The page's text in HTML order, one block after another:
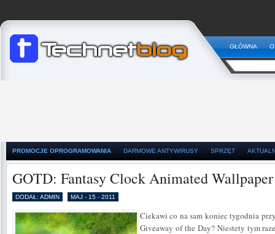
GŁÓWNA
PROMOCJE OPROGRAMOWANIA DARMOWE ANTYWIRUSY SPRZĘT
GOTD: Fantasy Clock Animated Wallpaper
DODAŁ: ADMIN MAJ - 15 - 2011
Ciekawi co na sam koniec tygodnia
Giveaway of the Day? Niestety tym